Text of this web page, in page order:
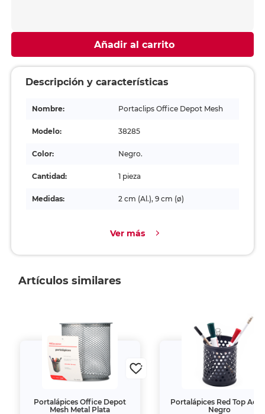
Añadir al carrito
Descripción y características
Nombre: Portaclips Office Depot Mesh
Modelo: 38285
Color: Negro.
Cantidad: 1 pieza
Medidas: 2 cm (Al.), 9 cm (ø)
Ver más
Artículos similares
Portalápices Office Depot
Mesh Metal Plata
Portalápices Red Top
Negro